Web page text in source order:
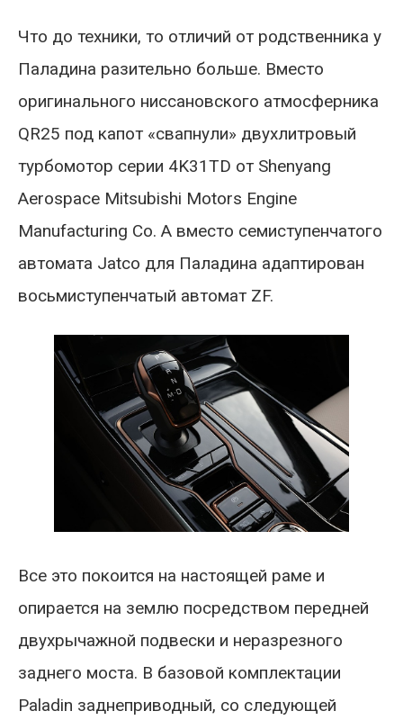
Что до техники, то отличий от родственника у
Паладина разительно больше. Вместо
оригинального ниссановского атмосферника
QR25 под капот «свапнули» двухлитровый
турбомотор серии 4K31TD от Shenyang
Aerospace Mitsubishi Motors Engine
Manufacturing Co. А вместо семиступенчатого
автомата Jatco для Паладина адаптирован
восьмиступенчатый автомат ZF.
Все это покоится на настоящей раме и
опирается на землю посредством передней
двухрычажной подвески и неразрезного
заднего моста. В базовой комплектации
Paladin заднеприводный, со следующей